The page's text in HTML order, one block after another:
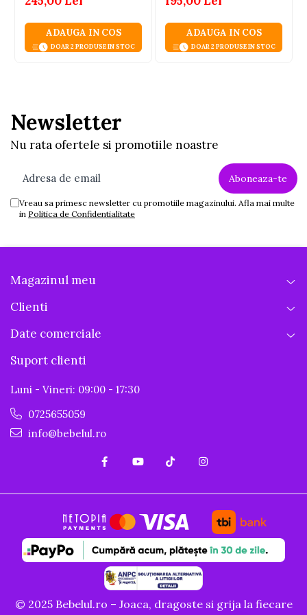
Auriu, 6 Ani+
ADAUGA IN COS
DOAR 2 PRODUSE IN STOC
ADAUGA IN COS
DOAR 2 PRODUSE IN STOC
Newsletter
Nu rata ofertele si promotiile noastre
Vreau sa primesc newsletter cu promotiile magazinului. Afla mai multe
in Politica de Confidentialitate
Magazinul meu
Clienti
Date comerciale
Suport clienti
Luni - Vineri: 09:00 - 17:30
0725655059
info@bebelul.ro
© 2025 Bebelul.ro – Joaca, dragoste si grija la fiecare